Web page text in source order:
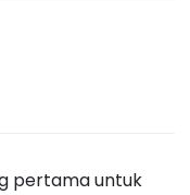
pertama untuk